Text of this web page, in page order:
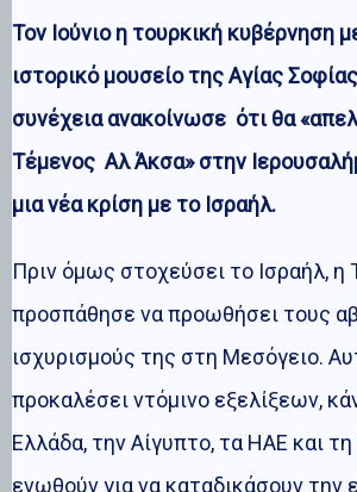
Τον Ιούνιο η τουρκική κυβέρνηση
ιστορικό μουσείο της Αγίας
συνέχεια ανακοίνωσε ότι θα
Τέμενος Αλ Άκσα» στην
μια νέα κρίση με το Ισραήλ.
Πριν όμως στοχεύσει το Ισραήλ, η
προσπάθησε να προωθήσει τους
ισχυρισμούς της στη Μεσόγειο.
προκαλέσει ντόμινο εξελίξεων,
Ελλάδα, την Αίγυπτο, τα ΗΑΕ και τη
ενωθούν για να καταδικάσουν την